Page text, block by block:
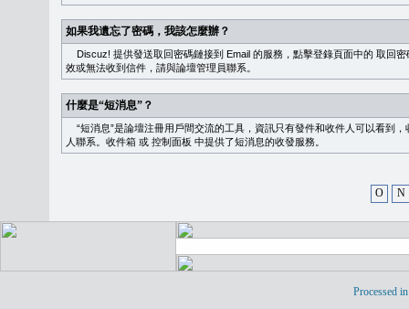
如果我遺忘了密碼，我該怎麼辦？
Discuz! 提供發送取回密碼鏈接到 Email 的服務，點擊登錄頁面中的 取回密
效或無法收到信件，請與論壇管理員聯系。
什麼是“短消息”？
“短消息”是論壇注冊用戶間交流的工具，資訊只有發件和收件人可以看到
人聯系。 收件箱 或 控制面板 中提供了短消息的收發服務。
O N
Processed